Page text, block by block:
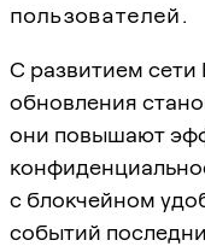
пользователей.
С развитием сети
обновления
они повышают
с блокчейном
событий